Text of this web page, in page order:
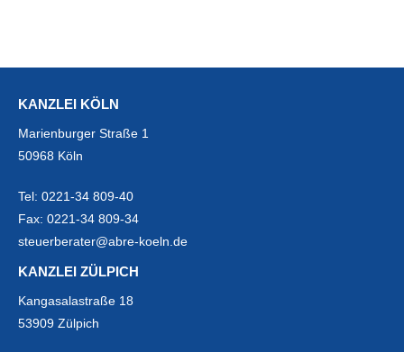
KANZLEI KÖLN
Marienburger Straße 1
50968 Köln
Tel: 0221-34 809-40
Fax: 0221-34 809-34
steuerberater@abre-koeln.de
KANZLEI ZÜLPICH
Kangasalastraße 18
53909 Zülpich